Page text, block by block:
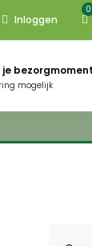
Inloggen
0
je bezorgmoment
mogelijk